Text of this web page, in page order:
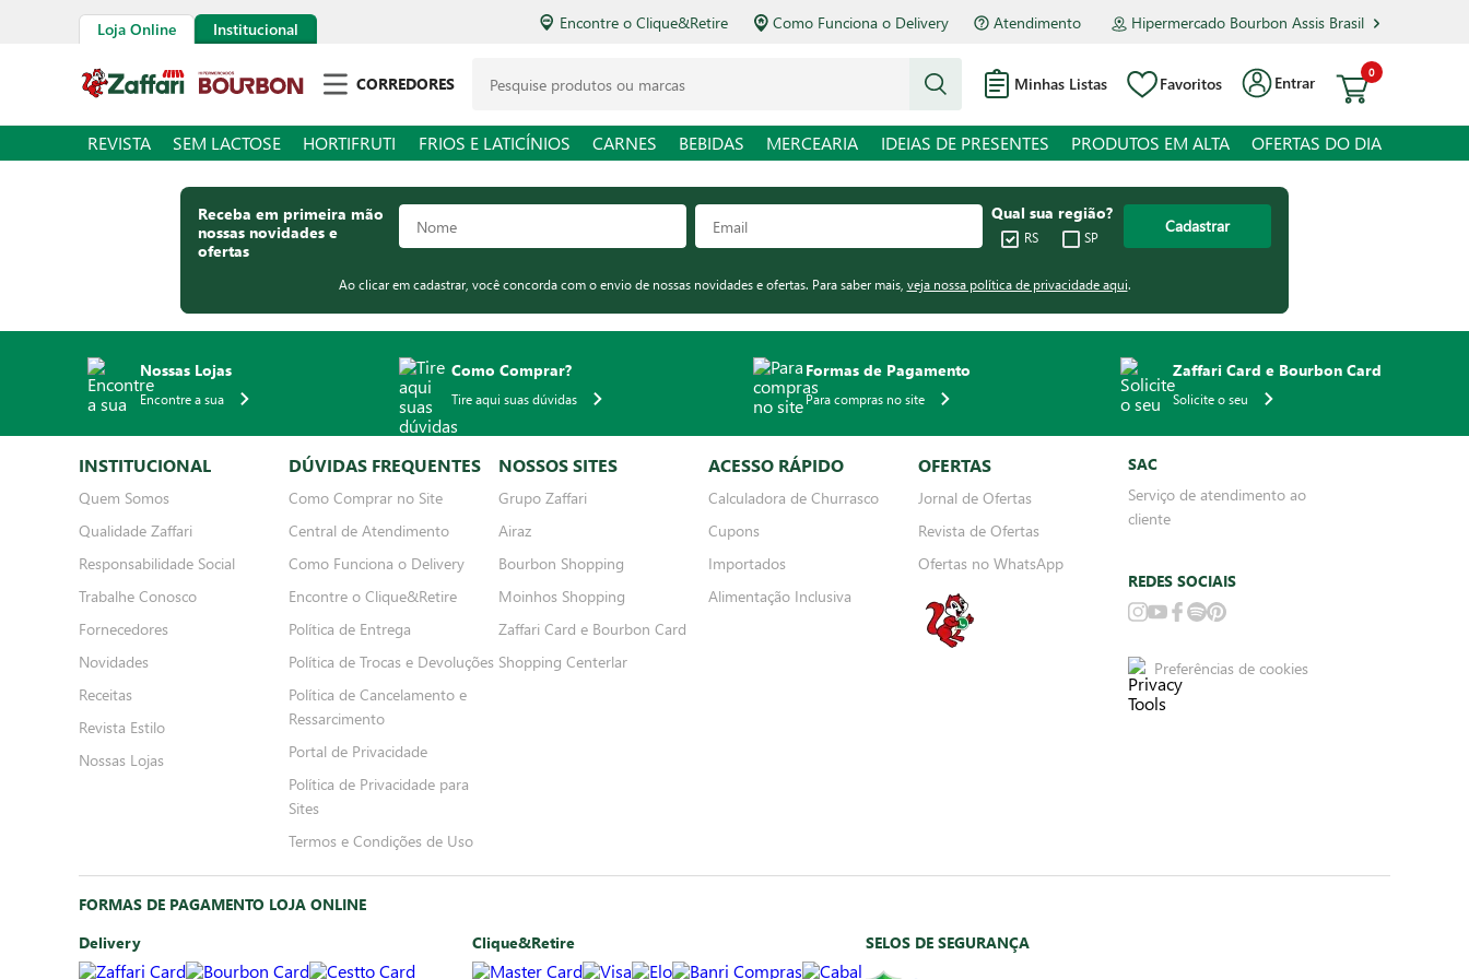
Loja Online Institucional Encontre o Clique&Retire Como Funciona o Delivery Atendimento Hipermercado Bourbon Assis Brasil
CORREDORES Minhas Listas Favoritos Entrar
0
REVISTA SEM LACTOSE HORTIFRUTI FRIOS E LATICÍNIOS CARNES BEBIDAS MERCEARIA IDEIAS DE PRESENTES PRODUTOS EM ALTA OFERTAS DO DIA
Receba em primeira mão
nossas novidades e
ofertas
Qual sua região?
RS SP
Cadastrar
Ao clicar em cadastrar, você concorda com o envio de nossas novidades e ofertas. Para saber mais, veja nossa política de privacidade aqui.
Nossas Lojas
Encontre a sua
Como Comprar?
Tire aqui suas dúvidas
Formas de Pagamento
Para compras no site
Zaffari Card e Bourbon Card
Solicite o seu
INSTITUCIONAL
Quem Somos
Qualidade Zaffari
Responsabilidade Social
Trabalhe Conosco
Fornecedores
Novidades
Receitas
Revista Estilo
Nossas Lojas
DÚVIDAS FREQUENTES
Como Comprar no Site
Central de Atendimento
Como Funciona o Delivery
Encontre o Clique&Retire
Política de Entrega
Política de Trocas e Devoluções
Política de Cancelamento e
Ressarcimento
Portal de Privacidade
Política de Privacidade para
Sites
Termos e Condições de Uso
NOSSOS SITES
Grupo Zaffari
Airaz
Bourbon Shopping
Moinhos Shopping
Zaffari Card e Bourbon Card
Shopping Centerlar
ACESSO RÁPIDO
Calculadora de Churrasco
Cupons
Importados
Alimentação Inclusiva
OFERTAS
Jornal de Ofertas
Revista de Ofertas
Ofertas no WhatsApp
SAC
Serviço de atendimento ao
cliente
REDES SOCIAIS
Preferências de cookies
FORMAS DE PAGAMENTO LOJA ONLINE
Delivery
Clique&Retire SELOS DE SEGURANÇA